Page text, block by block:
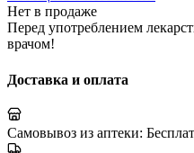
Нет в продаже
Перед употреблением
врачом!
Доставка и оплата
Самовывоз из аптеки: